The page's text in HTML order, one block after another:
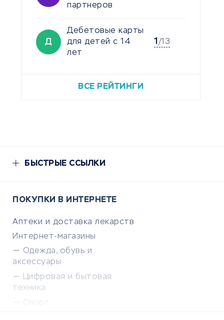
партнеров
Д
Дебетовые карты
для детей с 14
лет
1 /13
ВСЕ РЕЙТИНГИ
БЫСТРЫЕ ССЫЛКИ
ПОКУПКИ В ИНТЕРНЕТЕ
Аптеки и доставка лекарств
Интернет-магазины
Одежда, обувь и
аксессуары
Цифровая и бытовая
техника